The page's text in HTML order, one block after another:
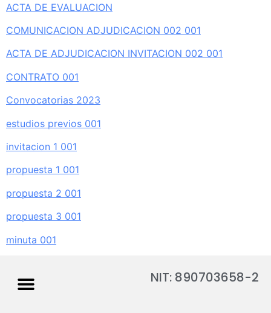
ACTA DE EVALUACION
COMUNICACION ADJUDICACION 002 001
ACTA DE ADJUDICACION INVITACION 002 001
CONTRATO 001
Convocatorias 2023
estudios previos 001
invitacion 1 001
propuesta 1 001
propuesta 2 001
propuesta 3 001
minuta 001
NIT: 890703658-2